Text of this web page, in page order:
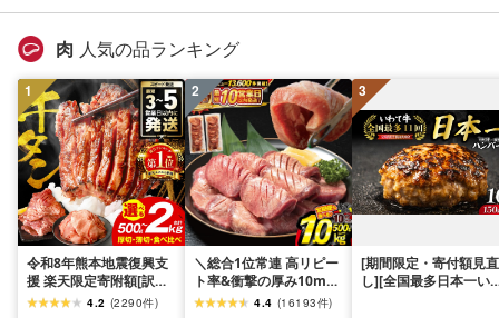
肉 人気の品ランキング
1
令和8年熊本地震復興支
援 楽天限定寄附額[訳あ
り]牛タン 500g〜2kg 肉
4.2 (2290件)
2
＼総合1位常連 高リピー
ト率&衝撃の厚み10mm
厚切り牛タン 塩味/ ≪ス
4.4 (16193件)
3
[期間限定・寄付額見直
し][全国最多日本一い